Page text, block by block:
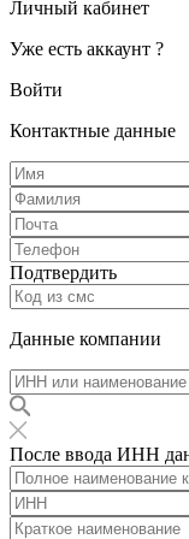
Личный кабинет
Уже есть аккаунт ?
Войти
Контактные данные
Подтвердить
Данные компании
После ввода ИНН